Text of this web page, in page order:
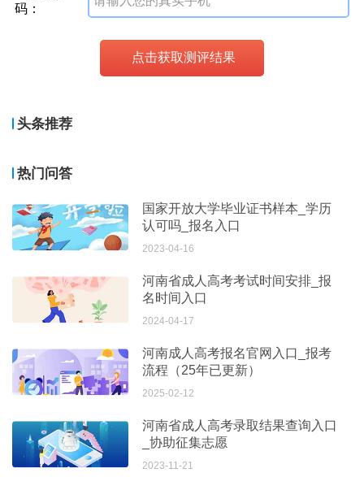
码：
头条推荐
热门问答
国家开放大学毕业证书样本_学历
认可吗_报名入口
2023-04-16
河南省成人高考考试时间安排_报
名时间入口
2024-04-17
河南成人高考报名官网入口_报考
流程（25年已更新）
2025-02-12
河南省成人高考录取结果查询入口
_协助征集志愿
2023-11-21